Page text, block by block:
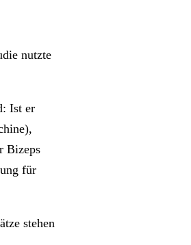
nutzte
Ist er
Bizeps
für
stehen